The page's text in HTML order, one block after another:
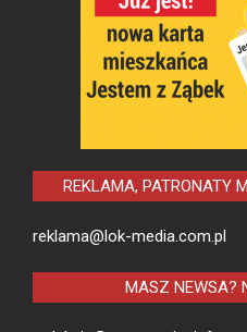
REKLAMA, PATRONATY
reklama@lok-media.com.pl
MASZ NEWSA?